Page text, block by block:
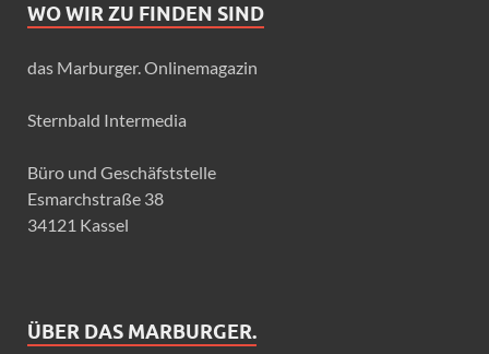
WO WIR ZU FINDEN SIND
das Marburger. Onlinemagazin
Sternbald Intermedia
Büro und Geschäfststelle
Esmarchstraße 38
34121 Kassel
ÜBER DAS MARBURGER.